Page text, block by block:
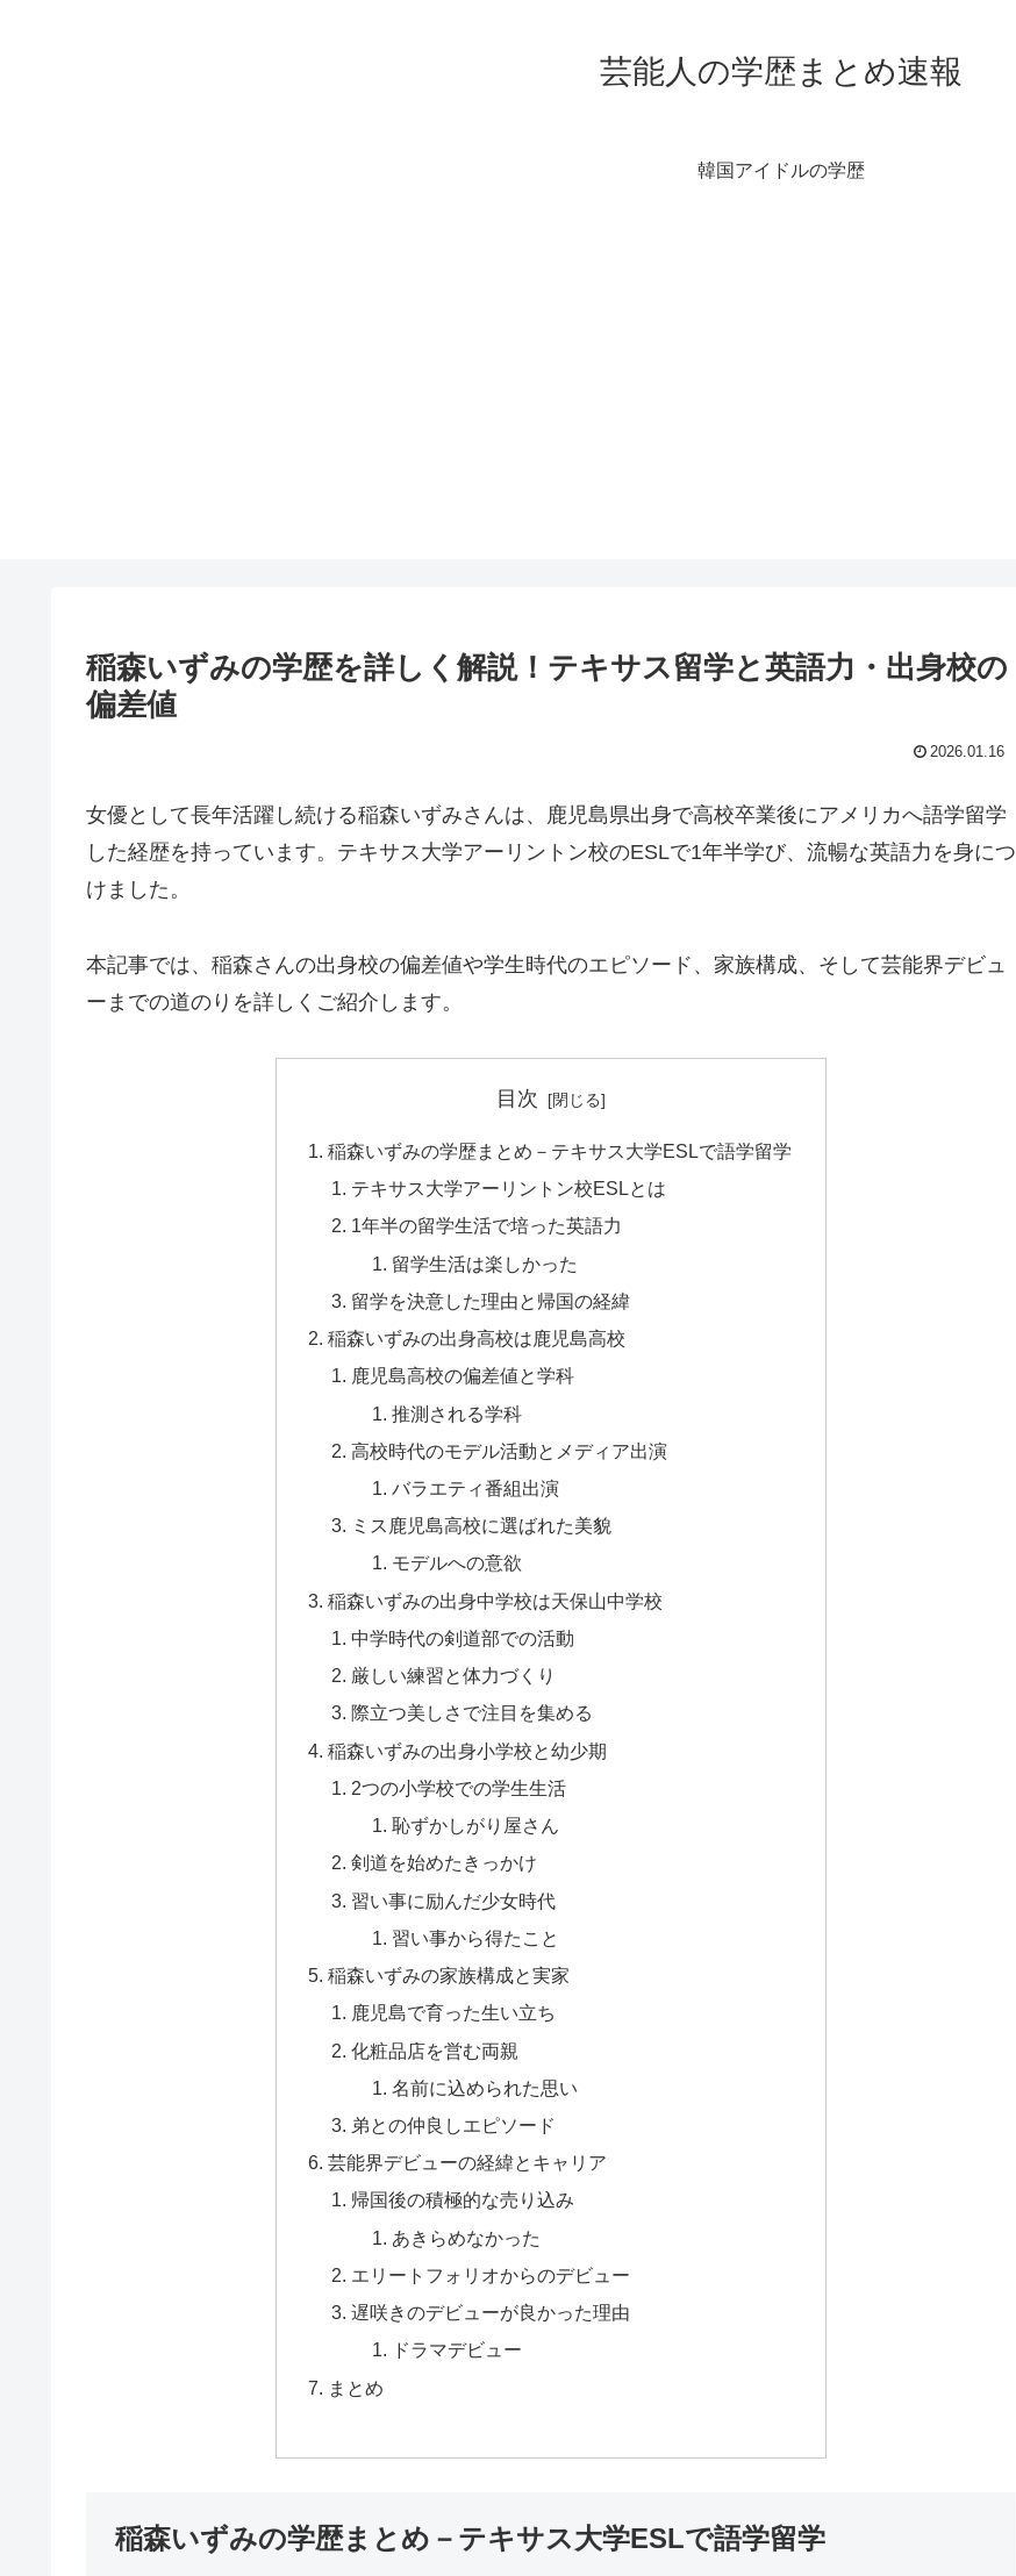
芸能人の学歴まとめ速報
韓国アイドルの学歴
稲森いずみの学歴を詳しく解説！テキサス留学と英語力・出身校の
偏差値
2026.01.16
女優として長年活躍し続ける稲森いずみさんは、鹿児島県出身で高校卒業後にアメリカへ語学留学
した経歴を持っています。テキサス大学アーリントン校のESLで1年半学び、流暢な英語力を身につ
けました。
本記事では、稲森さんの出身校の偏差値や学生時代のエピソード、家族構成、そして芸能界デビュ
ーまでの道のりを詳しくご紹介します。
目次
稲森いずみの学歴まとめ－テキサス大学ESLで語学留学
テキサス大学アーリントン校ESLとは
1年半の留学生活で培った英語力
留学生活は楽しかった
留学を決意した理由と帰国の経緯
稲森いずみの出身高校は鹿児島高校
鹿児島高校の偏差値と学科
推測される学科
高校時代のモデル活動とメディア出演
バラエティ番組出演
ミス鹿児島高校に選ばれた美貌
モデルへの意欲
稲森いずみの出身中学校は天保山中学校
中学時代の剣道部での活動
厳しい練習と体力づくり
際立つ美しさで注目を集める
稲森いずみの出身小学校と幼少期
2つの小学校での学生生活
恥ずかしがり屋さん
剣道を始めたきっかけ
習い事に励んだ少女時代
習い事から得たこと
稲森いずみの家族構成と実家
鹿児島で育った生い立ち
化粧品店を営む両親
名前に込められた思い
弟との仲良しエピソード
芸能界デビューの経緯とキャリア
帰国後の積極的な売り込み
あきらめなかった
エリートフォリオからのデビュー
遅咲きのデビューが良かった理由
ドラマデビュー
まとめ
稲森いずみの学歴まとめ－テキサス大学ESLで語学留学